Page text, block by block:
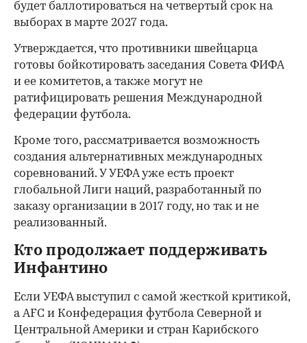
будет баллотироваться на четвертый срок на
выборах в марте 2027 года.
Утверждается, что противники швейцарца
готовы бойкотировать заседания Совета ФИФА
и ее комитетов, а также могут не
ратифицировать решения Международной
федерации футбола.
Кроме того, рассматривается возможность
создания альтернативных международных
соревнований. У УЕФА уже есть проект
глобальной Лиги наций, разработанный по
заказу организации в 2017 году, но так и не
реализованный.
Кто продолжает поддерживать
Инфантино
Если УЕФА выступил с самой жесткой критикой,
а AFC и Конфедерация футбола Северной и
Центральной Америки и стран Карибского